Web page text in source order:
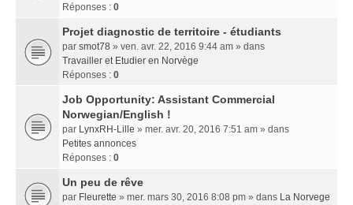
Réponses : 0
Projet diagnostic de territoire - étudiants
par smot78 » ven. avr. 22, 2016 9:44 am » dans
Travailler et Etudier en Norvège
Réponses : 0
Job Opportunity: Assistant Commercial
Norwegian/English !
par LynxRH-Lille » mer. avr. 20, 2016 7:51 am » dans
Petites annonces
Réponses : 0
Un peu de rêve
par Fleurette » mer. mars 30, 2016 8:08 pm » dans La Norvege